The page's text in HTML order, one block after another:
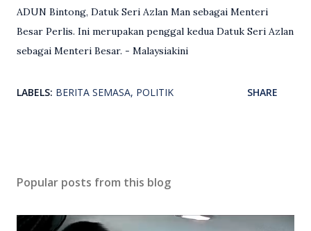
ADUN Bintong, Datuk Seri Azlan Man sebagai Menteri
Besar Perlis. Ini merupakan penggal kedua Datuk Seri Azlan
sebagai Menteri Besar. - Malaysiakini
LABELS: BERITA SEMASA POLITIK SHARE
Popular posts from this blog